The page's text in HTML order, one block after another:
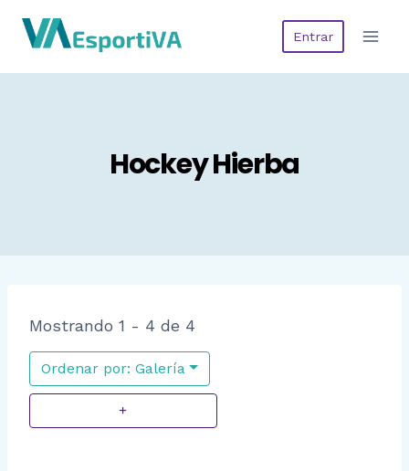
contenido
Entrar
Hockey Hierba
Mostrando 1 - 4 de 4
Ordenar por: Galería